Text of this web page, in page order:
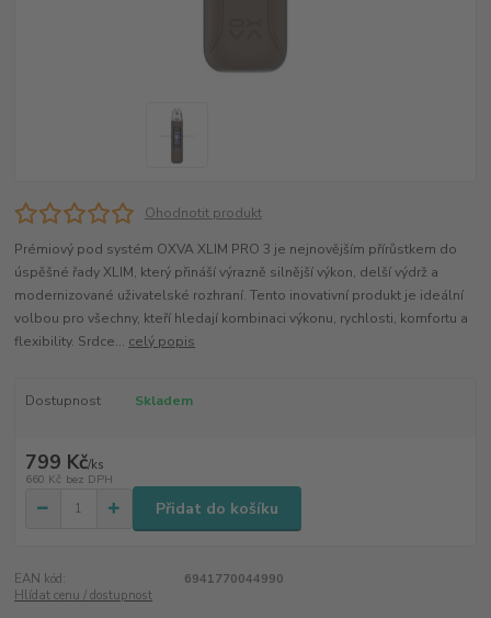
Ohodnotit produkt
Prémiový pod systém OXVA XLIM PRO 3 je nejnovějším přírůstkem do
úspěšné řady XLIM, který přináší výrazně silnější výkon, delší výdrž a
modernizované uživatelské rozhraní. Tento inovativní produkt je ideální
volbou pro všechny, kteří hledají kombinaci výkonu, rychlosti, komfortu a
flexibility. Srdce... celý popis
Dostupnost Skladem
799 Kč/ks
660 Kč bez DPH
Přidat do košíku
EAN kód:
6941770044990
Hlídat cenu / dostupnost